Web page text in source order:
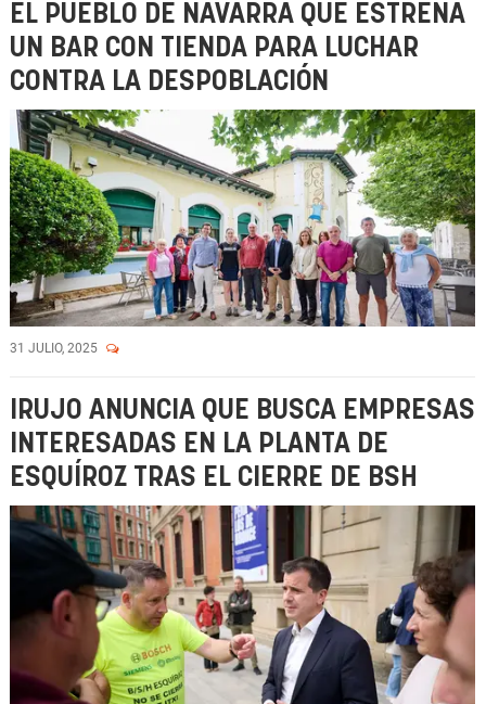
EL PUEBLO DE NAVARRA QUE ESTRENA
UN BAR CON TIENDA PARA LUCHAR
CONTRA LA DESPOBLACIÓN
31 JULIO, 2025
IRUJO ANUNCIA QUE BUSCA EMPRESAS
INTERESADAS EN LA PLANTA DE
ESQUÍROZ TRAS EL CIERRE DE BSH